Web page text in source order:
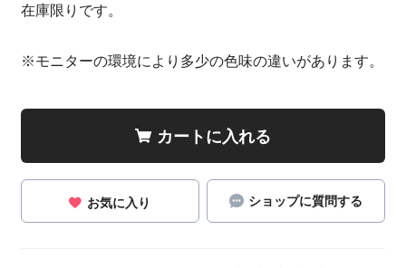
在庫限りです。
※モニターの環境により多少の色味の違いがあります。
カートに入れる
お気に入り ショップに質問する